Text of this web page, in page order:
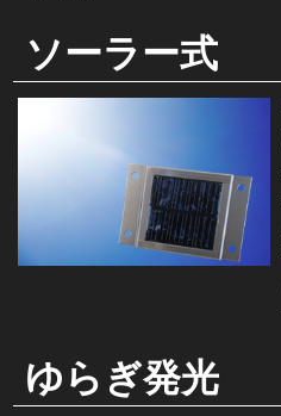
ソーラー式
ゆらぎ発光